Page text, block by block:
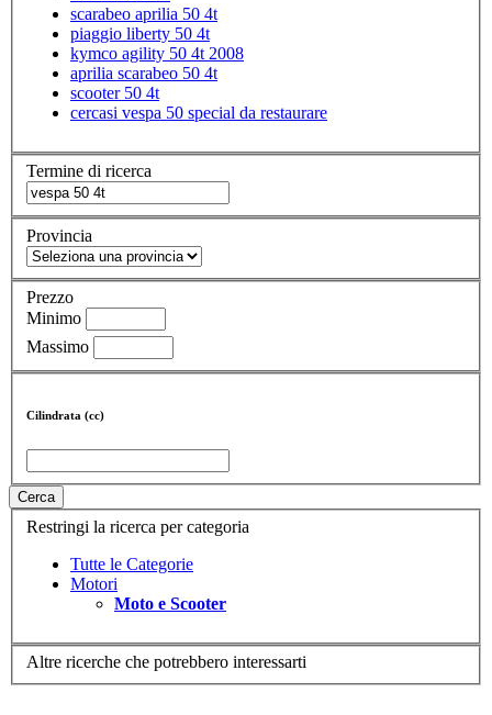
scarabeo aprilia 50 4t
piaggio liberty 50 4t
kymco agility 50 4t 2008
aprilia scarabeo 50 4t
scooter 50 4t
cercasi vespa 50 special da restaurare
Termine di ricerca
Provincia
Prezzo
Minimo
Massimo
Cilindrata (cc)
Cerca
Restringi la ricerca per categoria
Tutte le Categorie
Motori
Moto e Scooter
Altre ricerche che potrebbero interessarti